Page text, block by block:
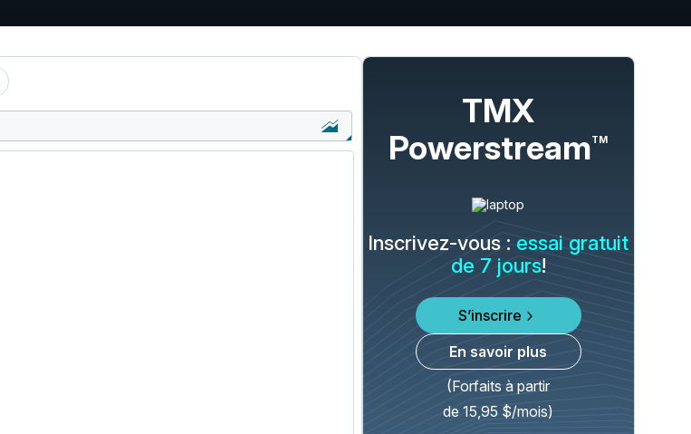
TMX
PowerstreamTM
Inscrivez-vous :essai gratuit
de 7 jours!
S’inscrire
En savoir plus
(Forfaits à partir
de 15,95 $/mois)